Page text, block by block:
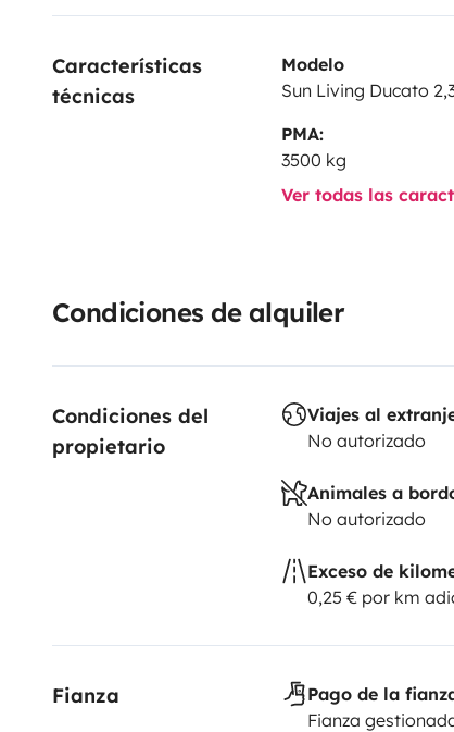
Características
técnicas
Modelo
Sun Living Ducato
PMA:
3500 kg
Ver todas las
Condiciones de alquiler
Condiciones del
propietario
Viajes al
No autorizado
Animales a
No autorizado
Exceso de
0,25 € por km
Fianza
Pago de la
Fianza